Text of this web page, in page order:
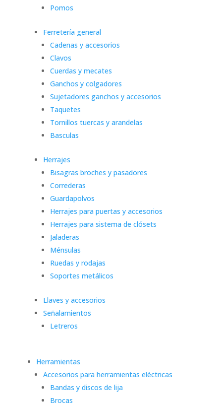
Pomos
Ferretería general
Cadenas y accesorios
Clavos
Cuerdas y mecates
Ganchos y colgadores
Sujetadores ganchos y accesorios
Taquetes
Tornillos tuercas y arandelas
Basculas
Herrajes
Bisagras broches y pasadores
Correderas
Guardapolvos
Herrajes para puertas y accesorios
Herrajes para sistema de clósets
Jaladeras
Ménsulas
Ruedas y rodajas
Soportes metálicos
Llaves y accesorios
Señalamientos
Letreros
Herramientas
Accesorios para herramientas eléctricas
Bandas y discos de lija
Brocas